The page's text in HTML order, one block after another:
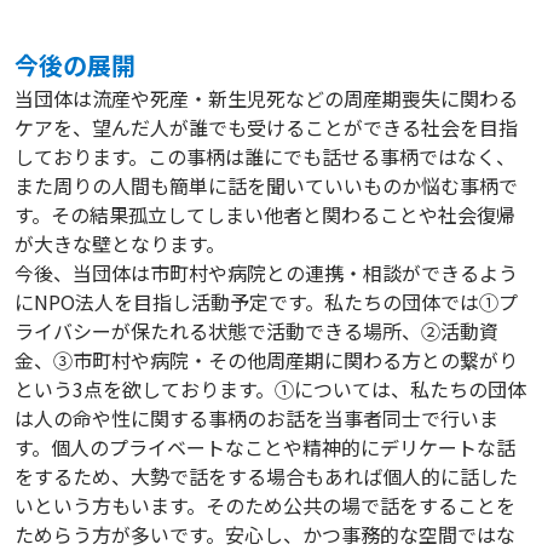
今後の展開
当団体は流産や死産・新生児死などの周産期喪失に関わる
ケアを、望んだ人が誰でも受けることができる社会を目指
しております。この事柄は誰にでも話せる事柄ではなく、
また周りの人間も簡単に話を聞いていいものか悩む事柄で
す。その結果孤立してしまい他者と関わることや社会復帰
が大きな壁となります。
今後、当団体は市町村や病院との連携・相談ができるよう
にNPO法人を目指し活動予定です。私たちの団体では①プ
ライバシーが保たれる状態で活動できる場所、②活動資
金、③市町村や病院・その他周産期に関わる方との繋がり
という3点を欲しております。①については、私たちの団体
は人の命や性に関する事柄のお話を当事者同士で行いま
す。個人のプライベートなことや精神的にデリケートな話
をするため、大勢で話をする場合もあれば個人的に話した
いという方もいます。そのため公共の場で話をすることを
ためらう方が多いです。安心し、かつ事務的な空間ではな